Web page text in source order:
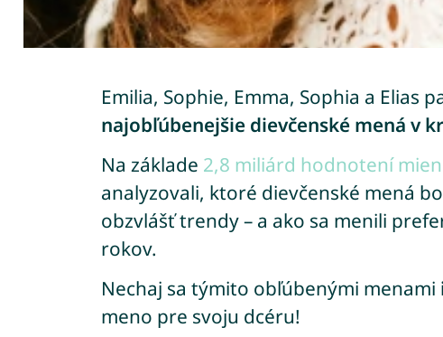
Emilia, Sophie, Emma, Sophia a Elias
najobľúbenejšie dievčenské mená v
Na základe 2,8 miliárd hodnotení mien
analyzovali, ktoré dievčenské mená
obzvlášť trendy – a ako sa menili
rokov.
Nechaj sa týmito obľúbenými menami
meno pre svoju dcéru!